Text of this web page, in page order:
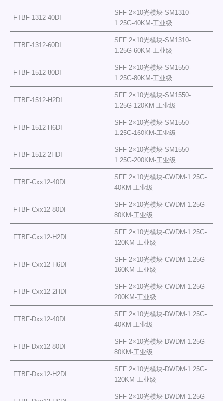
FTBF-1312-40DI
SFF 2×10光模块-SM1310-
1.25G-40KM-工业级
FTBF-1312-60DI
SFF 2×10光模块-SM1310-
1.25G-60KM-工业级
FTBF-1512-80DI
SFF 2×10光模块-SM1550-
1.25G-80KM-工业级
FTBF-1512-H2DI
SFF 2×10光模块-SM1550-
1.25G-120KM-工业级
FTBF-1512-H6DI
SFF 2×10光模块-SM1550-
1.25G-160KM-工业级
FTBF-1512-2HDI
SFF 2×10光模块-SM1550-
1.25G-200KM-工业级
FTBF-Cxx12-40DI
SFF 2×10光模块-CWDM-1.25G-
40KM-工业级
FTBF-Cxx12-80DI
SFF 2×10光模块-CWDM-1.25G-
80KM-工业级
FTBF-Cxx12-H2DI
SFF 2×10光模块-CWDM-1.25G-
120KM-工业级
FTBF-Cxx12-H6DI
SFF 2×10光模块-CWDM-1.25G-
160KM-工业级
FTBF-Cxx12-2HDI
SFF 2×10光模块-CWDM-1.25G-
200KM-工业级
FTBF-Dxx12-40DI
SFF 2×10光模块-DWDM-1.25G-
40KM-工业级
FTBF-Dxx12-80DI
SFF 2×10光模块-DWDM-1.25G-
80KM-工业级
FTBF-Dxx12-H2DI
SFF 2×10光模块-DWDM-1.25G-
120KM-工业级
SFF 2×10光模块-DWDM-1.25G-